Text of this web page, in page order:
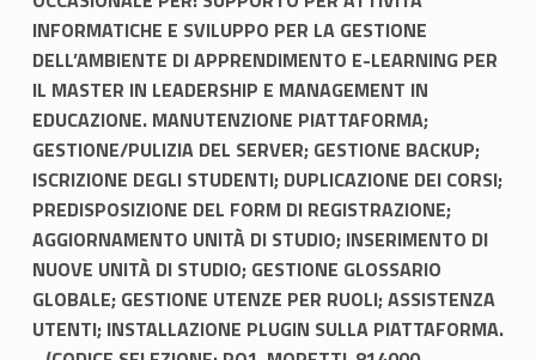
INFORMATICHE E SVILUPPO PER LA GESTIONE
DELL’AMBIENTE DI APPRENDIMENTO E-LEARNING PER
IL MASTER IN LEADERSHIP E MANAGEMENT IN
EDUCAZIONE. MANUTENZIONE PIATTAFORMA;
GESTIONE/PULIZIA DEL SERVER; GESTIONE BACKUP;
ISCRIZIONE DEGLI STUDENTI; DUPLICAZIONE DEI CORSI;
PREDISPOSIZIONE DEL FORM DI REGISTRAZIONE;
AGGIORNAMENTO UNITÀ DI STUDIO; INSERIMENTO DI
NUOVE UNITÀ DI STUDIO; GESTIONE GLOSSARIO
GLOBALE; GESTIONE UTENZE PER RUOLI; ASSISTENZA
UTENTI; INSTALLAZIONE PLUGIN SULLA PIATTAFORMA.